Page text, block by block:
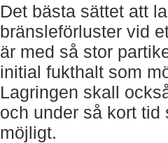
Det bästa sättet att
bränsleförluster vid
är med så stor
initial fukthalt som
Lagringen skall
och under så kort tid
möjligt.